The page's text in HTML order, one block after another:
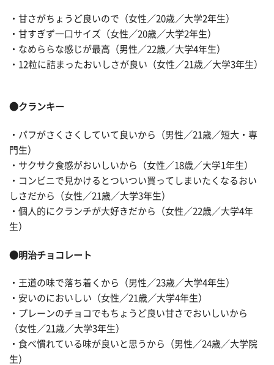
・甘さがちょうど良いので（女性／20歳／大学2年生）
・甘すぎず一口サイズ（女性／20歳／大学2年生）
・なめららな感じが最高（男性／22歳／大学4年生）
・12粒に詰まったおいしさが良い（女性／21歳／大学3年生）
●クランキー
・パフがさくさくしていて良いから（男性／21歳／短大・専
門生）
・サクサク食感がおいしいから（女性／18歳／大学1年生）
・コンビニで見かけるとついつい買ってしまいたくなるおい
しさだから（女性／21歳／大学3年生）
・個人的にクランチが大好きだから（女性／22歳／大学4年
生）
●明治チョコレート
・王道の味で落ち着くから（男性／23歳／大学4年生）
・安いのにおいしい（女性／21歳／大学4年生）
・プレーンのチョコでもちょうど良い甘さでおいしいから
（女性／21歳／大学3年生）
・食べ慣れている味が良いと思うから（男性／24歳／大学院
生）